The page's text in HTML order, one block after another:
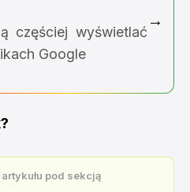
częściej wyświetlać
Google
→
pod sekcją